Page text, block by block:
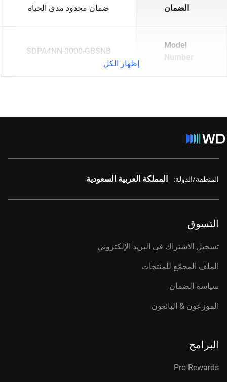
الضمان ضمان محدود مدى الحياة
Model
Number
SDPA4NN-0000-GBSNB
إظهار الكل
المنطقة/الدولة: المملكة العربية السعودية
التسوق
تسجيل الاشتراك في البريد الإلكتروني
الملف المجمّع للمنتجات
سياسة الضمان
الموزعون & البائعون
البرامج
Pro Rewards